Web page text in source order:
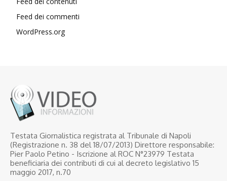
Feed dei commenti
WordPress.org
Testata Giornalistica registrata al Tribunale di Napoli
(Registrazione n. 38 del 18/07/2013) Direttore responsabile:
Pier Paolo Petino - Iscrizione al ROC N°23979 Testata
beneficiaria dei contributi di cui al decreto legislativo 15
maggio 2017, n.70